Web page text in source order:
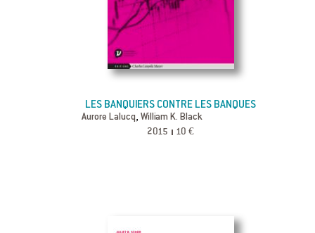
LES BANQUIERS CONTRE LES BANQUES
Aurore Lalucq, William K. Black
2015 10 €